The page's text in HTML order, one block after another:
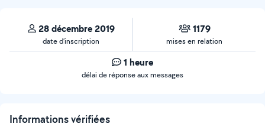
28 décembre 2019
date d’inscription
1179
mises en relation
1 heure
délai de réponse aux messages
Informations vérifiées